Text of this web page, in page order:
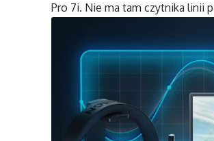
Pro 7i. Nie ma tam czytnika linii